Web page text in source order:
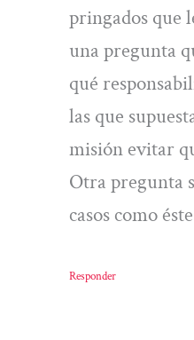
pringados que
una pregunta
qué
las que
misión evitar
Otra pregunta
casos como
Responder